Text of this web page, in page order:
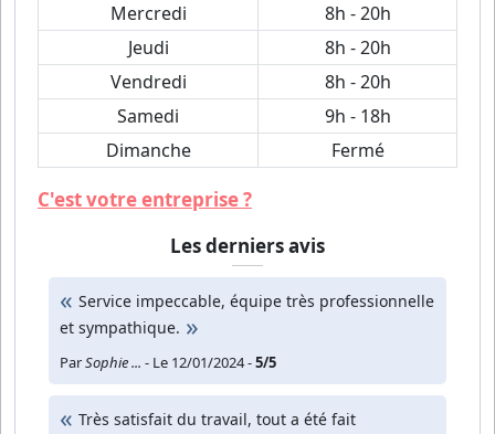
Mercredi
8h - 20h
Jeudi
8h - 20h
Vendredi
8h - 20h
Samedi
9h - 18h
Dimanche
Fermé
C'est votre entreprise ?
Les derniers avis
Service impeccable, équipe très professionnelle
et sympathique.
ParSophie ... - Le 12/01/2024 -5/5
Très satisfait du travail, tout a été fait